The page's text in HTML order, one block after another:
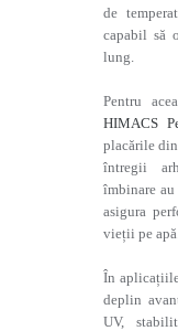
de
capabil să
lung.
Pentru
HIMACS
placările
întregii
îmbinare au
asigura
vieții pe
În
deplin
UV,